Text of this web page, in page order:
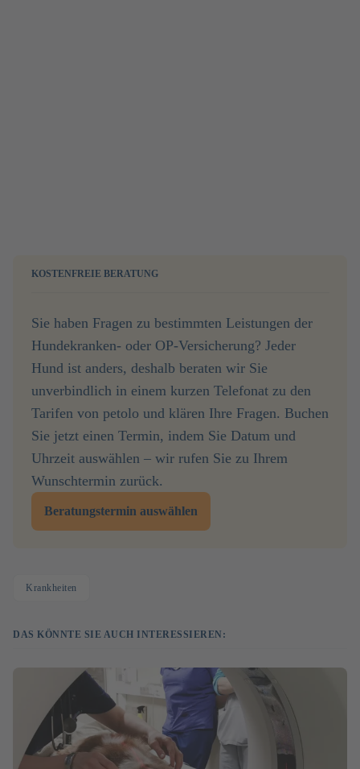
KOSTENFREIE BERATUNG
Sie haben Fragen zu bestimmten Leistungen der
Hundekranken- oder OP-Versicherung? Jeder
Hund ist anders, deshalb beraten wir Sie
unverbindlich in einem kurzen Telefonat zu den
Tarifen von petolo und klären Ihre Fragen. Buchen
Sie jetzt einen Termin, indem Sie Datum und
Uhrzeit auswählen – wir rufen Sie zu Ihrem
Wunschtermin zurück.
Beratungstermin auswählen
Krankheiten
DAS KÖNNTE SIE AUCH INTERESSIEREN: